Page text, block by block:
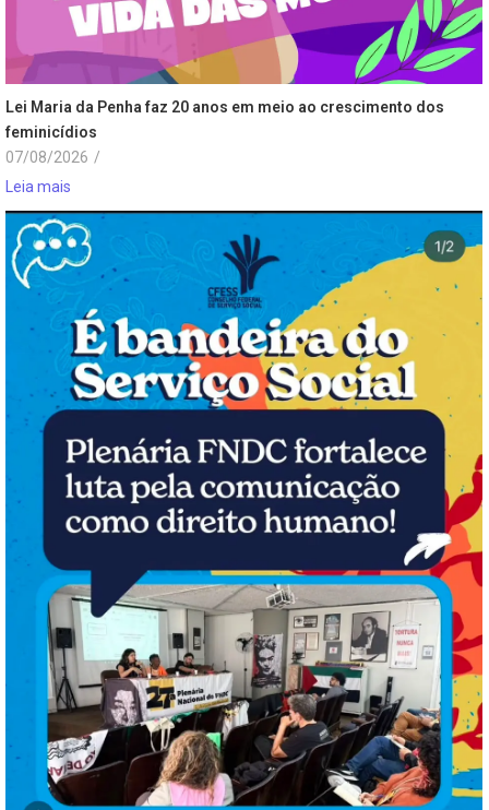
Lei Maria da Penha faz 20 anos em meio ao crescimento dos
feminicídios
07/08/2026 /
Leia mais